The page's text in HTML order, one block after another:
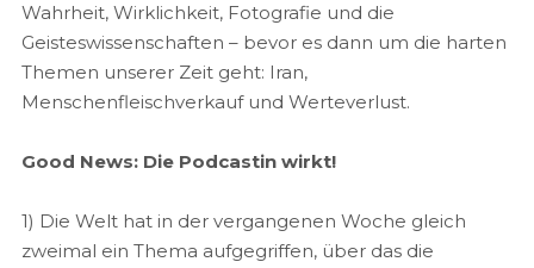
Wahrheit, Wirklichkeit, Fotografie und die
Geisteswissenschaften – bevor es dann um die harten
Themen unserer Zeit geht: Iran,
Menschenfleischverkauf und Werteverlust.
Good News: Die Podcastin wirkt!
1) Die Welt hat in der vergangenen Woche gleich
zweimal ein Thema aufgegriffen, über das die